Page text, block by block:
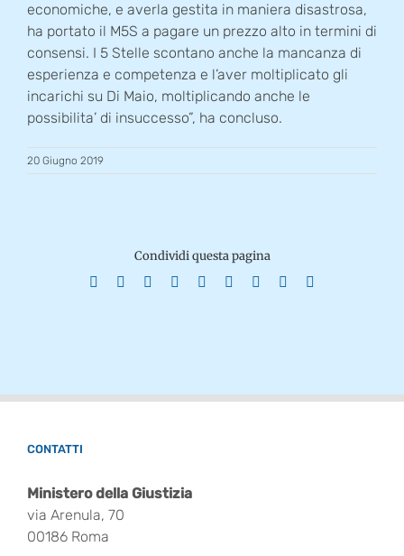
economiche, e averla gestita in maniera disastrosa,
ha portato il M5S a pagare un prezzo alto in termini di
consensi. I 5 Stelle scontano anche la mancanza di
esperienza e competenza e l’aver moltiplicato gli
incarichi su Di Maio, moltiplicando anche le
possibilita’ di insuccesso”, ha concluso.
20 Giugno 2019
Condividi questa pagina
Facebook Reddit LinkedInWhatsApp
TumblrPinterest
CONTATTI
Ministero della Giustizia
via Arenula, 70
00186 Roma